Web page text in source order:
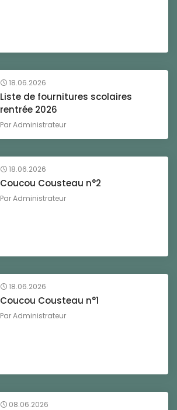
18.06.2026
Liste de fournitures scolaires
rentrée 2026
ParAdministrateur
18.06.2026
Coucou Cousteau n°2
ParAdministrateur
18.06.2026
Coucou Cousteau n°1
ParAdministrateur
08.06.2026